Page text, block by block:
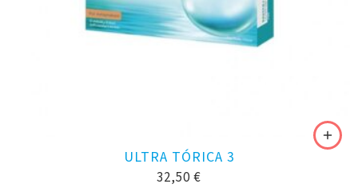
ULTRA TÓRICA 3
32,50 €